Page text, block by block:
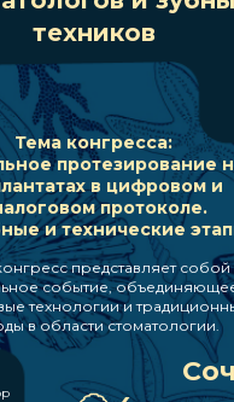
представляет собой
событие,
технологии и
в области стоматологии.
Тема конгресса:
протезирование
в цифровом и
протоколе.
и технические
техников